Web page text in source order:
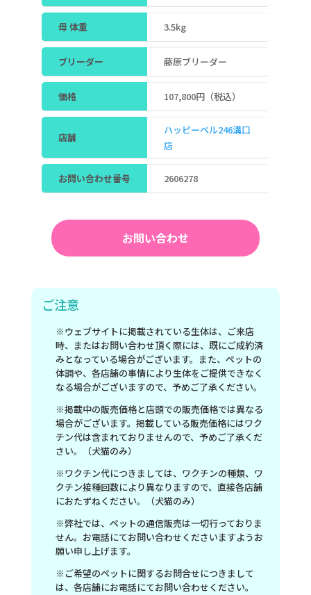
母 体重 3.5kg
ブリーダー 藤原ブリーダー
価格 107,800円（税込）
店舗
ハッピーベル246溝口
店
お問い合わせ番号 2606278
お問い合わせ
ご注意
※ウェブサイトに掲載されている生体は、ご来店
時、またはお問い合わせ頂く際には、既にご成約済
みとなっている場合がございます。また、ペットの
体調や、各店舗の事情により生体をご提供できなく
なる場合がございますので、予めご了承ください。
※掲載中の販売価格と店頭での販売価格では異なる
場合がございます。掲載している販売価格にはワク
チン代は含まれておりませんので、予めご了承くだ
さい。（犬猫のみ）
※ワクチン代につきましては、ワクチンの種類、ワ
クチン接種回数により異なりますので、直接各店舗
におたずねください。（犬猫のみ）
※弊社では、ペットの通信販売は一切行っておりま
せん。お電話にてお問い合わせくださいますようお
願い申し上げます。
※ご希望のペットに関するお問合せにつきまして
は、各店舗にお電話にてお問い合わせください。